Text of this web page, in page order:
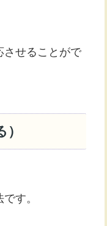
させることがで
す。